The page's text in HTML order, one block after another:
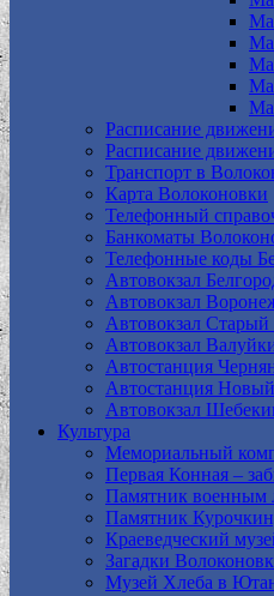
Расписание
Расписание
Транспорт в
Карта Волоконовки
Телефонный
Банкоматы
Телефонные коды
Автовокзал
Автовокзал
Автовокзал Старый
Автовокзал
Автостанция
Автостанция
Автовокзал
Культура
Мемориальный
Первая Конная –
Памятник военным
Памятник
Краеведческий
Загадки
Музей Хлеба в